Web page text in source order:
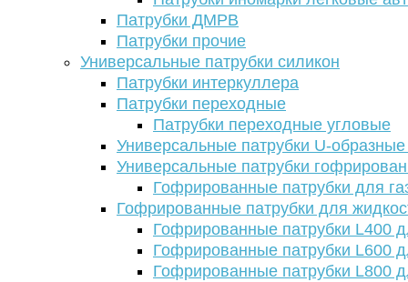
Патрубки ДМРВ
Патрубки прочие
Универсальные патрубки силикон
Патрубки интеркуллера
Патрубки переходные
Патрубки переходные угловые
Универсальные патрубки U-
Универсальные патрубки
Гофрированные патрубки для
Гофрированные патрубки для
Гофрированные патрубки L400
Гофрированные патрубки L600
Гофрированные патрубки L800